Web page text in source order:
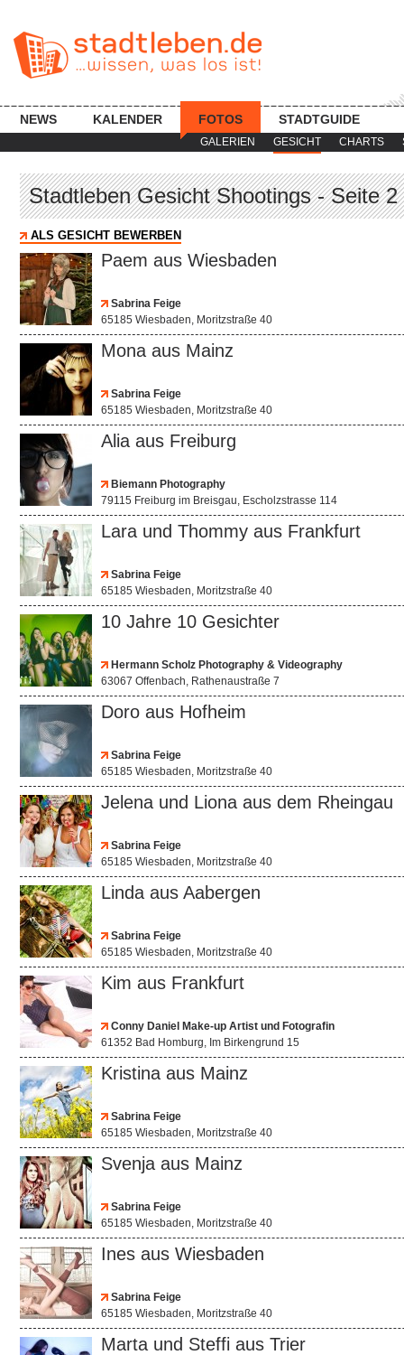
GALERIEN GESICHT CHARTS
NEWS KALENDER FOTOS STADTGUIDE
Stadtleben Gesicht Shootings - Seite 2
ALS GESICHT BEWERBEN
Paem aus Wiesbaden
Sabrina Feige
65185 Wiesbaden, Moritzstraße 40
Mona aus Mainz
Sabrina Feige
65185 Wiesbaden, Moritzstraße 40
Alia aus Freiburg
Biemann Photography
79115 Freiburg im Breisgau, Escholzstrasse 114
Lara und Thommy aus Frankfurt
Sabrina Feige
65185 Wiesbaden, Moritzstraße 40
10 Jahre 10 Gesichter
Hermann Scholz Photography & Videography
63067 Offenbach, Rathenaustraße 7
Doro aus Hofheim
Sabrina Feige
65185 Wiesbaden, Moritzstraße 40
Jelena und Liona aus dem Rheingau
Sabrina Feige
65185 Wiesbaden, Moritzstraße 40
Linda aus Aabergen
Sabrina Feige
65185 Wiesbaden, Moritzstraße 40
Kim aus Frankfurt
Conny Daniel Make-up Artist und Fotografin
61352 Bad Homburg, Im Birkengrund 15
Kristina aus Mainz
Sabrina Feige
65185 Wiesbaden, Moritzstraße 40
Svenja aus Mainz
Sabrina Feige
65185 Wiesbaden, Moritzstraße 40
Ines aus Wiesbaden
Sabrina Feige
65185 Wiesbaden, Moritzstraße 40
Marta und Steffi aus Trier